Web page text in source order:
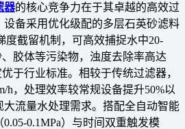
器的核心竞争力在于其卓越的高效过
备采用优化级配的多层石英砂滤料
度截留机制，可高效捕捉水中20-
胶体等污染物，浊度去除率高达
于行业标准。相较于传统过滤器，
h，处理效率较常规设备提升50%以
大流量水处理需求。搭配全自动智能
0.1MPa）与时间双重触发模